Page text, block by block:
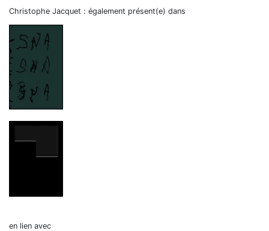
Christophe Jacquet : également présent(e) dans
en lien avec